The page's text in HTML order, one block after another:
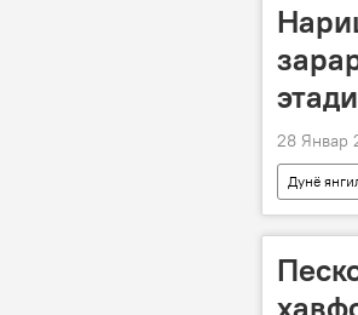
этади
28 Январ
Дунё
Сергей